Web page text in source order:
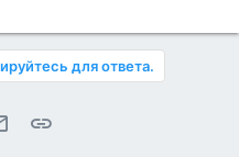
для ответа.
Электронная почта
Ссылка